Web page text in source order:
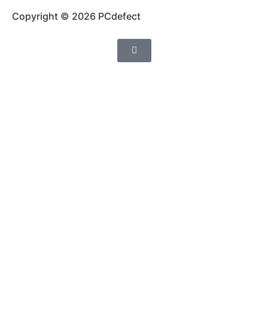
Copyright © 2026 PCdefect